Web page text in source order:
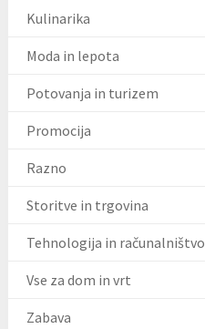
Kulinarika
Moda in lepota
Potovanja in turizem
Promocija
Razno
Storitve in trgovina
Tehnologija in računalništvo
Vse za dom in vrt
Zabava